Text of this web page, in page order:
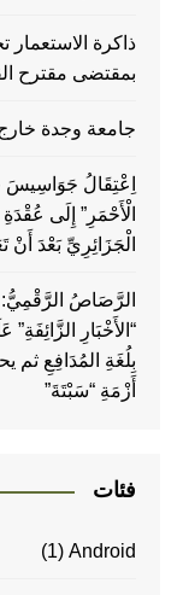
ذاكرة الاستعمار
بمقتضى مقترح القانون 122/000072
جامعة وجدة خارج
اِعْتِقَالُ جَوَاسِيسَ
الْأَحْمَرِ” إِلَى
الْجَزَائِرِيِّ بَعْدَ أَنْ
الرَّصَاصُ
“الأَخْبَارِ
بِلُغَةِ المُدَافِعِ
أَزْمَةِ “سَبْتَةَ”
فئات
Android
(1)